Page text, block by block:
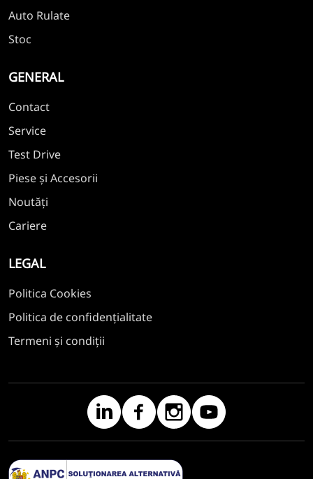
Auto Rulate
Stoc
GENERAL
Contact
Service
Test Drive
Piese și Accesorii
Noutăți
Cariere
LEGAL
Politica Cookies
Politica de confidențialitate
Termeni și condiții